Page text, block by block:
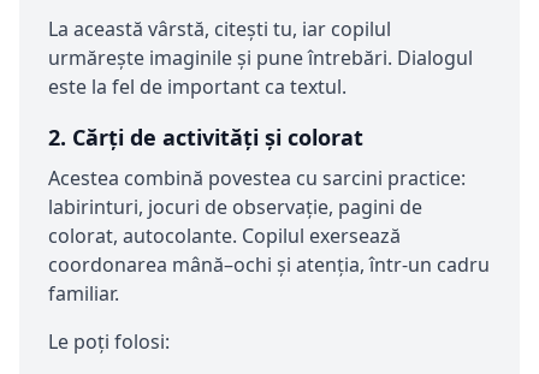
La această vârstă, citești tu, iar copilul
urmărește imaginile și pune întrebări. Dialogul
este la fel de important ca textul.
2. Cărți de activități și colorat
Acestea combină povestea cu sarcini practice:
labirinturi, jocuri de observație, pagini de
colorat, autocolante. Copilul exersează
coordonarea mână–ochi și atenția, într-un cadru
familiar.
Le poți folosi: